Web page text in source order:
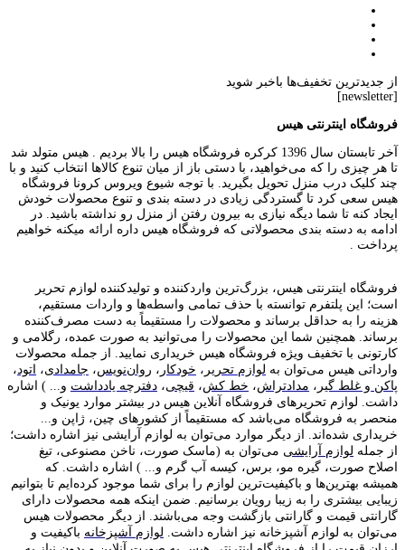
از جدیدترین تخفیف‌ها باخبر شوید
[newsletter]
فروشگاه اینترنتی هیس
آخر تابستان سال 1396 کرکره فروشگاه هیس را بالا بردیم . هیس متولد شد
تا هر چیزی را که می‌خواهید، با دستی باز از میان تنوع کالاها انتخاب کنید و با
چند کلیک درب منزل تحویل بگیرید. با توجه شیوع ویروس کرونا فروشگاه
هیس سعی کرد تا گستردگی زیادی در دسته بندی و تنوع محصولات خودش
ایجاد کنه تا شما دیگه نیازی به بیرون رفتن از منزل رو نداشته باشید. در
ادامه به دسته بندی محصولاتی که فروشگاه هیس داره ارائه میکنه خواهیم
پرداخت .
فروشگاه اینترنتی هیس، بزرگ‌ترین وارد‌کننده و تولید‌کننده لوازم تحریر
است؛ این پلتفرم توانسته با حذف تمامی واسطه‌ها و واردات مستقیم،
هزینه را به حداقل برساند و محصولات را مستقیماً به دست مصرف‌کننده
برساند. همچنین شما این محصولات را می‌توانید به صورت عمده، رگلامی و
کارتونی با تخفیف ویژه فروشگاه هیس خریداری نمایید. از جمله محصولات
وارداتی هیس می‌توان به لوازم تحریر ، خودکار ، روان‌نویس، جامدادی، اتود ،
پاکن و غلط گیر ، مدادتراش، خط کش، قیچی، دفترچه یادداشت و... ) اشاره
داشت. لوازم تحریر‌های فروشگاه آنلاین هیس در بیشتر موارد یونیک و
منحصر به فروشگاه می‌باشد که مستقیماً از کشور‌های چین، ژاپن و...
خریداری شده‌اند. از دیگر موارد می‌توان به لوازم آرایشی نیز اشاره داشت؛
از جمله لوازم آرایشی می‌توان به (ماسک صورت، ناخن مصنوعی، تیغ
اصلاح صورت، گیره مو، برس، کیسه آب گرم و... ) اشاره داشت. که
همیشه بهترین‌ها و باکیفیت‌ترین لوازم را برای شما موجود کرده‌ایم تا بتوانیم
زیبایی بیشتری را به زیبا رویان برسانیم. ضمن اینکه همه محصولات دارای
گارانتی قیمت و گارانتی بازگشت وجه می‌باشند. از دیگر محصولات هیس
می‌توان به لوازم آشپزخانه نیز اشاره داشت. لوازم آشپزخانه باکیفیت و